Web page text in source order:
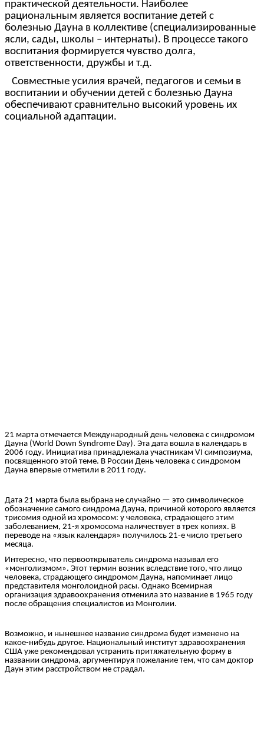
практической деятельности. Наиболее
рациональным является воспитание детей с
болезнью Дауна в коллективе (специализированные
ясли, сады, школы – интернаты). В процессе такого
воспитания формируется чувство долга,
ответственности, дружбы и т.д.
Совместные усилия врачей, педагогов и семьи в
воспитании и обучении детей с болезнью Дауна
обеспечивают сравнительно высокий уровень их
социальной адаптации.
21 марта отмечается Международный день человека с синдромом
Дауна (World Down Syndrome Day). Эта дата вошла в календарь в
2006 году. Инициатива принадлежала участникам VI симпозиума,
посвященного этой теме. В России День человека с синдромом
Дауна впервые отметили в 2011 году.
Дата 21 марта была выбрана не случайно — это символическое
обозначение самого синдрома Дауна, причиной которого является
трисомия одной из хромосом: у человека, страдающего этим
заболеванием, 21-я хромосома наличествует в трех копиях. В
переводе на «язык календаря» получилось 21-е число третьего
месяца.
Интересно, что первооткрыватель синдрома называл его
«монголизмом». Этот термин возник вследствие того, что лицо
человека, страдающего синдромом Дауна, напоминает лицо
представителя монголоидной расы. Однако Всемирная
организация здравоохранения отменила это название в 1965 году
после обращения специалистов из Монголии.
Возможно, и нынешнее название синдрома будет изменено на
какое-нибудь другое. Национальный институт здравоохранения
США уже рекомендовал устранить притяжательную форму в
названии синдрома, аргументируя пожелание тем, что сам доктор
Даун этим расстройством не страдал.